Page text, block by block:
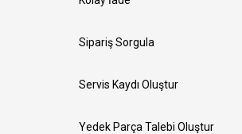
Sipariş Sorgula
Servis Kaydı Oluştur
Yedek Parça Talebi Oluştur